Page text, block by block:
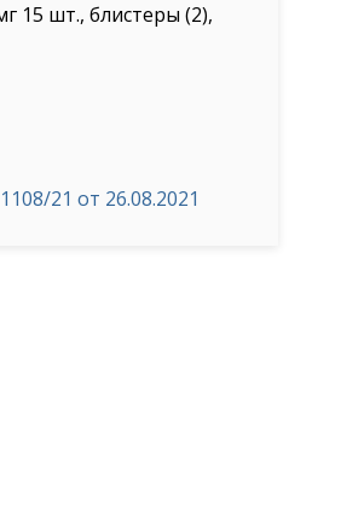
15 шт., блистеры (2),
21 от 26.08.2021